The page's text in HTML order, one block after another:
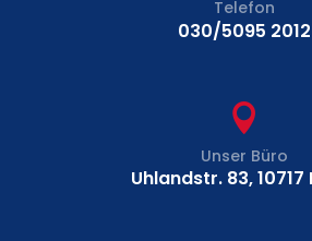
Telefon
030/5095 2012

Unser Büro
Uhlandstr. 83, 10717